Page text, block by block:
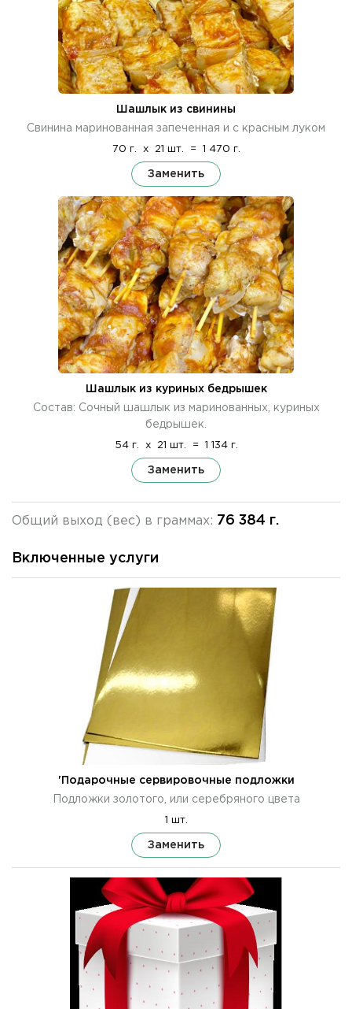
Шашлык из свинины
Свинина маринованная запеченная и с красным луком
70 г. x 21 шт. = 1 470 г.
Заменить
Шашлык из куриных бедрышек
Состав: Сочный шашлык из маринованных, куриных
бедрышек.
54 г. x 21 шт. = 1 134 г.
Заменить
Общий выход (вес) в граммах: 76 384 г.
Включенные услуги
'Подарочные сервировочные подложки
Подложки золотого, или серебряного цвета
1 шт.
Заменить